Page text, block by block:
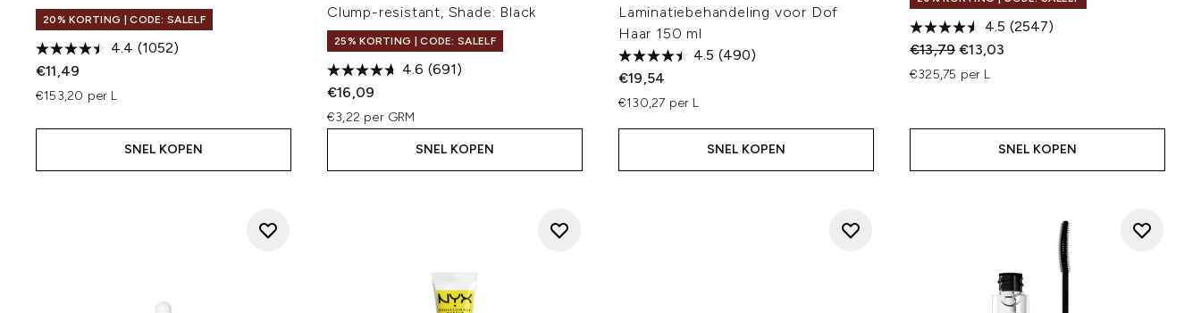
20% KORTING | CODE: SALELF
4.4 (1052)
€11,49
€153,20 per L
SNEL KOPEN
Clump-resistant, Shade: Black
25% KORTING | CODE: SALELF
4.6 (691)
€16,09
€3,22 per GRM
SNEL KOPEN
Laminatiebehandeling voor Dof
Haar 150 ml
4.5 (490)
€19,54
€130,27 per L
SNEL KOPEN
4.5 (2547)
Recommended Retail Price:
€13,79Huidige prijs:
€13,03
€325,75 per L
SNEL KOPEN